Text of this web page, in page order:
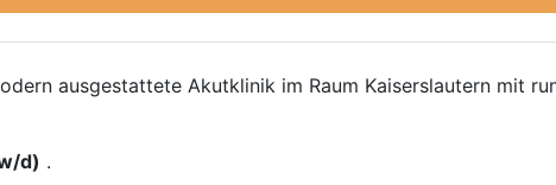
ausgestattete Akutklinik im Raum Kaiserslautern mit
d) .